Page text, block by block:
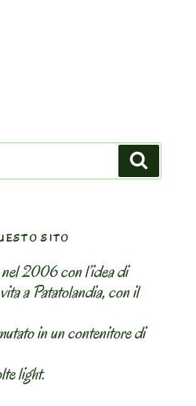
SITO
2006 con l’idea di
a Patatolandia, con il
in un contenitore di
light.